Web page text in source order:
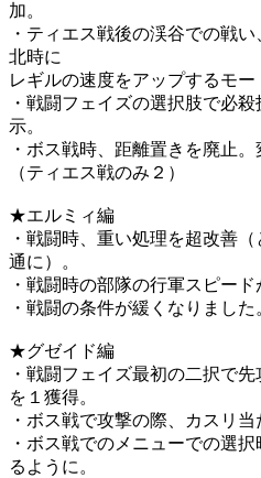
加。
・ティエス戦後の渓谷での戦
北時に
レギルの速度をアップするモー
・戦闘フェイズの選択肢で必
示。
・ボス戦時、距離置きを廃止
（ティエス戦のみ２）
★エルミィ編
・戦闘時、重い処理を超改善
通に）。
・戦闘時の部隊の行軍スピード
・戦闘の条件が緩くなりました
★グゼイド編
・戦闘フェイズ最初の二択で
を１獲得。
・ボス戦で攻撃の際、カスリ当
・ボス戦でのメニューでの選
るように。